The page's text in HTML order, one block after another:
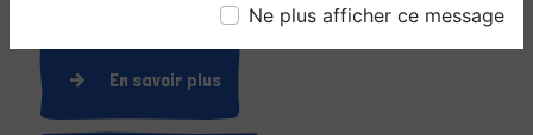
Ne plus afficher ce message
En savoir plus